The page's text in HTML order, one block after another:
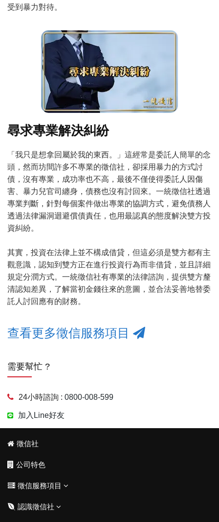
受到暴力對待。
尋求專業解決糾紛
「我只是想拿回屬於我的東西。」這經常是委託人簡單的念
頭，然而坊間許多不專業的徵信社，卻採用暴力的方式討
債，沒有專業，成功率也不高，最後不僅使得委託人因傷
害、暴力兒官司纏身，債務也沒有討回來。一統徵信社透過
專業判斷，針對每個案件做出專業的協調方式，避免債務人
透過法律漏洞迴避償債責任，也用最認真的態度解決雙方投
資糾紛。
其實，投資在法律上並不構成借貸，但這必須是雙方都有主
觀意識，認知到雙方正在進行投資行為而非借貸，並且詳細
規定分潤方式。一統徵信社有專業的法律諮詢，提供雙方釐
清認知差異，了解當初金錢往來的意圖，並合法妥善地替委
託人討回應有的財務。
查看更多徵信服務項目
需要幫忙 ?
24小時諮詢 : 0800-008-599
加入Line好友
徵信社
公司特色
徵信服務項目
認識徵信社